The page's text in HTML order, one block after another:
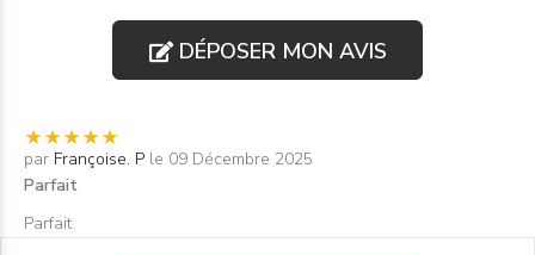
DÉPOSER MON AVIS
par Françoise. P le 09 Décembre 2025
Parfait
Parfait